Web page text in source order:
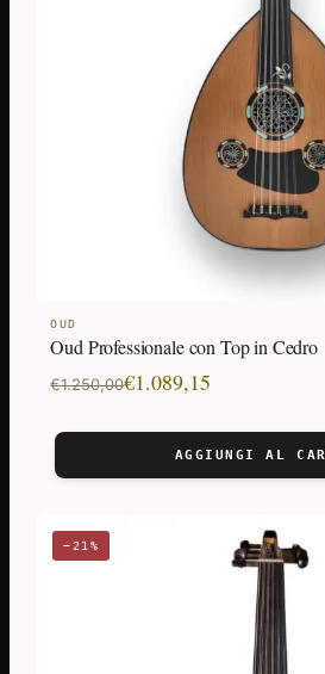
OUD
Oud Professionale con Top in Cedro
€1.250,00
Il
originale
era:
€1.089,15
Il
attuale
è:
AGGIUNGI AL
−21%